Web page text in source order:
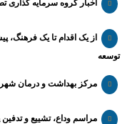
اخبار گروه سرمایه گذاری تصویب سود ۶۵
از یک اقدام تا یک فرهنگ،
توسعه
مرکز بهداشت و درمان
مراسم وداع، تشییع و